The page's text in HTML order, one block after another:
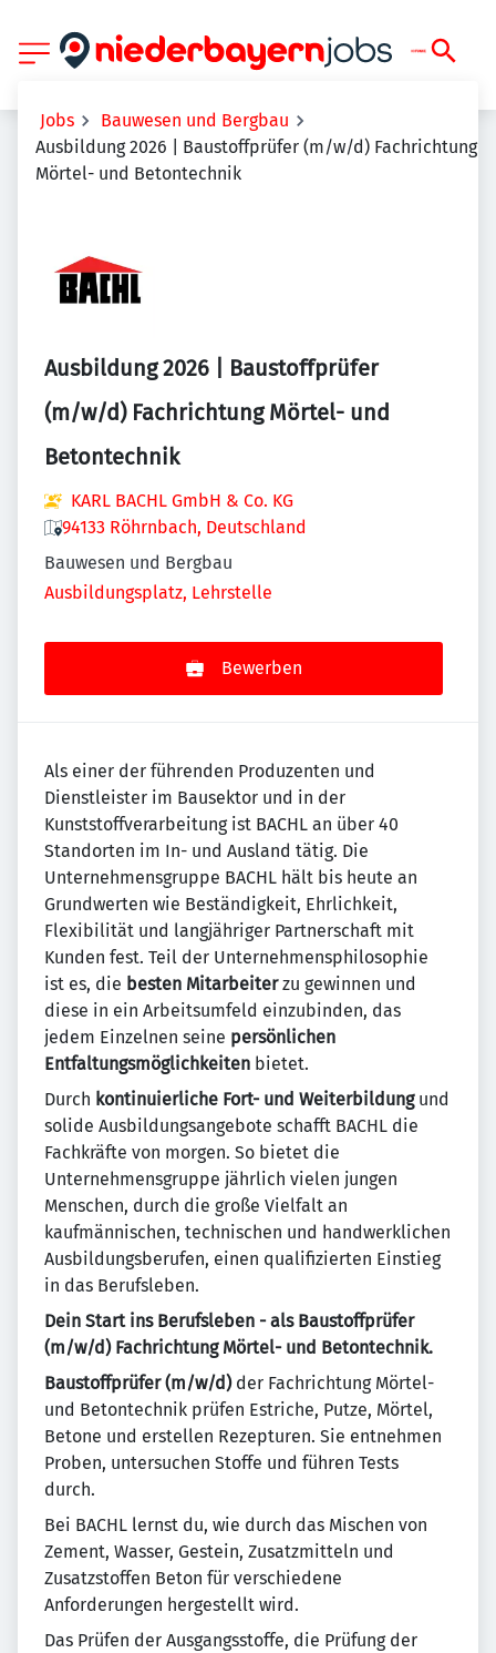
Jobs
Bauwesen und Bergbau
Ausbildung 2026 | Baustoffprüfer (m/w/d) Fachrichtung
Mörtel- und Betontechnik
Ausbildung 2026 | Baustoffprüfer
(m/w/d) Fachrichtung Mörtel- und
Betontechnik
KARL BACHL GmbH & Co. KG
94133 Röhrnbach, Deutschland
Bauwesen und Bergbau
Ausbildungsplatz, Lehrstelle
Bewerben
Als einer der führenden Produzenten und
Dienstleister im Bausektor und in der
Kunststoffverarbeitung ist BACHL an über 40
Standorten im In- und Ausland tätig. Die
Unternehmensgruppe BACHL hält bis heute an
Grundwerten wie Beständigkeit, Ehrlichkeit,
Flexibilität und langjähriger Partnerschaft mit
Kunden fest. Teil der Unternehmensphilosophie
ist es, die besten Mitarbeiterzu gewinnen und
diese in ein Arbeitsumfeld einzubinden, das
jedem Einzelnen seine persönlichen
Entfaltungsmöglichkeiten bietet.
Durch kontinuierliche Fort- und Weiterbildungund
solide Ausbildungsangebote schafft BACHL die
Fachkräfte von morgen. So bietet die
Unternehmensgruppe jährlich vielen jungen
Menschen, durch die große Vielfalt an
kaufmännischen, technischen und handwerklichen
Ausbildungsberufen, einen qualifizierten Einstieg
in das Berufsleben.
Dein Start ins Berufsleben - als Baustoffprüfer
(m/w/d) Fachrichtung Mörtel- und Betontechnik.
Baustoffprüfer (m/w/d) der Fachrichtung Mörtel-
und Betontechnik prüfen Estriche, Putze, Mörtel,
Betone und erstellen Rezepturen. Sie entnehmen
Proben, untersuchen Stoffe und führen Tests
durch.
Bei BACHL lernst du, wie durch das Mischen von
Zement, Wasser, Gestein, Zusatzmitteln und
Zusatzstoffen Beton für verschiedene
Anforderungen hergestellt wird.
Das Prüfen der Ausgangsstoffe, die Prüfung der